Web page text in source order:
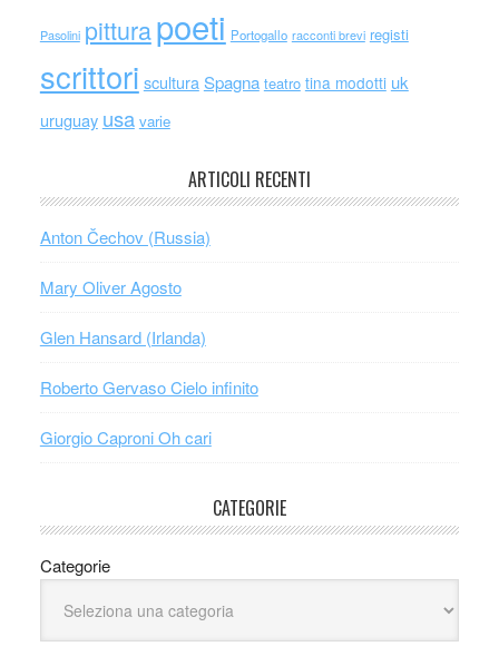
Pasolini pitturapoeti Portogallo racconti brevi registi
scrittori scultura Spagna teatro tina modotti uk
uruguay usa varie
ARTICOLI RECENTI
Anton Čechov (Russia)
Mary Oliver Agosto
Glen Hansard (Irlanda)
Roberto Gervaso Cielo infinito
Giorgio Caproni Oh cari
CATEGORIE
Categorie